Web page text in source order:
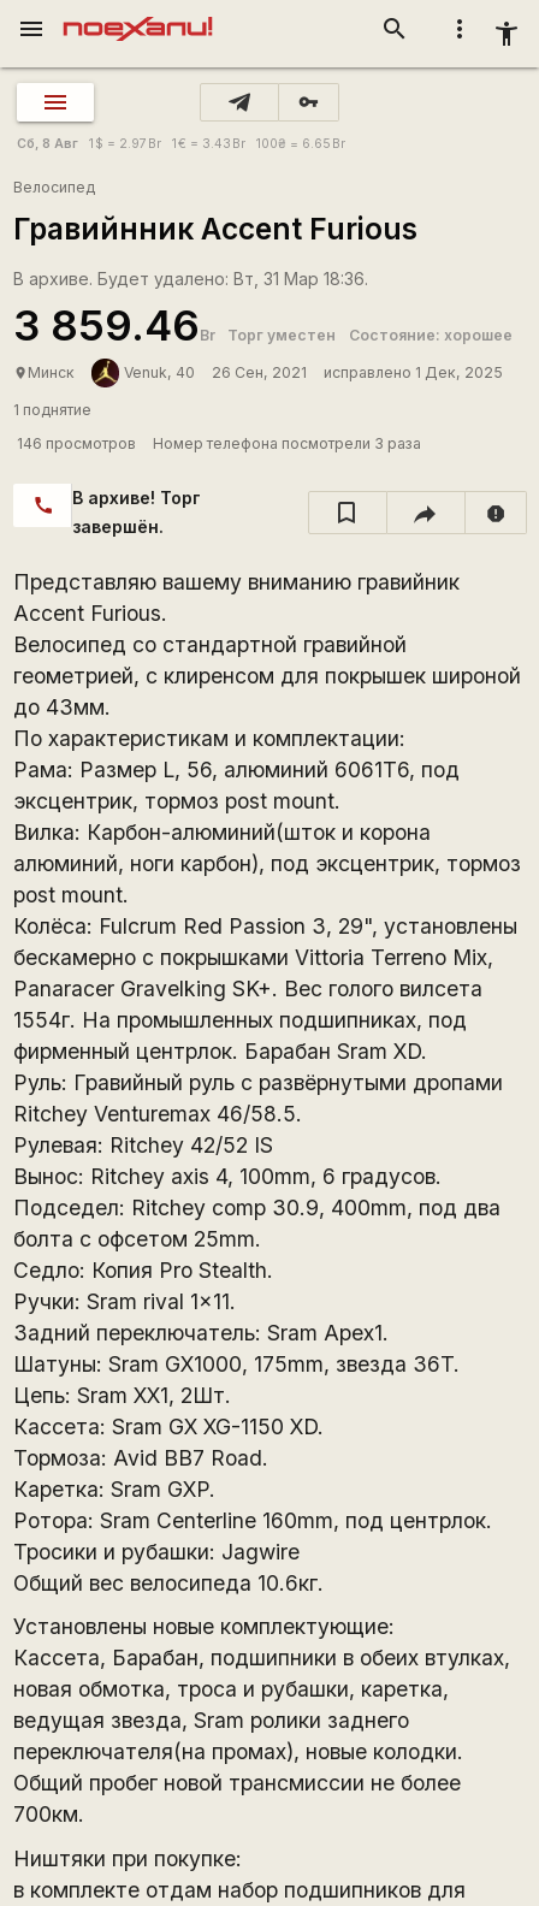
more_vert accessibility_new
search
menu
vpn_key
Сб, 8 Авг 1 $ = 2.97 Br 1€ = 3.43 Br 100₴ = 6.65 Br
Велосипед
Гравийнник Accent Furious
В архиве. Будет удалено: Вт, 31 Мар 18:36.
3 859.46 Br Торг уместен Состояние: хорошее
place Минск Venuk, 40 26 Сен, 2021 исправлено 1 Дек, 2025
1 поднятие
146 просмотров
Номер телефона посмотрели 3 раза
call
В архиве! Торг
завершён.
report
Представляю вашему вниманию гравийник
Accent Furious.
Велосипед со стандартной гравийной
геометрией, с клиренсом для покрышек широной
до 43мм.
По характеристикам и комплектации:
Рама: Размер L, 56, алюминий 6061Т6, под
эксцентрик, тормоз post mount.
Вилка: Карбон-алюминий(шток и корона
алюминий, ноги карбон), под эксцентрик, тормоз
post mount.
Колёса: Fulcrum Red Passion 3, 29", установлены
бескамерно с покрышками Vittoria Terreno Mix,
Panaracer Gravelking SK+. Вес голого вилсета
1554г. На промышленных подшипниках, под
фирменный центрлок. Барабан Sram XD.
Руль: Гравийный руль с развёрнутыми дропами
Ritchey Venturemax 46/58.5.
Рулевая: Ritchey 42/52 IS
Вынос: Ritchey axis 4, 100mm, 6 градусов.
Подседел: Ritchey comp 30.9, 400mm, под два
болта с офсетом 25mm.
Седло: Копия Pro Stealth.
Ручки: Sram rival 1x11.
Задний переключатель: Sram Apex1.
Шатуны: Sram GX1000, 175mm, звезда 36T.
Цепь: Sram XX1, 2Шт.
Кассета: Sram GX XG-1150 XD.
Тормоза: Avid BB7 Road.
Каретка: Sram GXP.
Ротора: Sram Centerline 160mm, под центрлок.
Тросики и рубашки: Jagwire
Общий вес велосипеда 10.6кг.
Установлены новые комплектующие:
Кассета, Барабан, подшипники в обеих втулках,
новая обмотка, троса и рубашки, каретка,
ведущая звезда, Sram ролики заднего
переключателя(на промах), новые колодки.
Общий пробег новой трансмиссии не более
700км.
Ништяки при покупке:
в комплекте отдам набор подшипников для